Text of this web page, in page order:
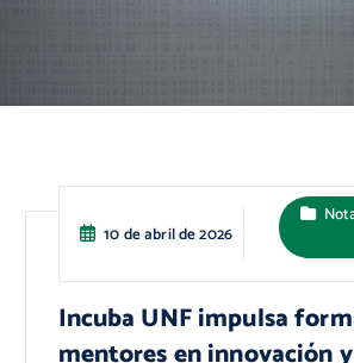
10 de abril de 2026
Incuba UNF impulsa